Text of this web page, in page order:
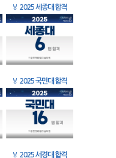
🏅 2025 세종대 합격
🏅 2025 국민대 합격
🏅 2025 서경대 합격